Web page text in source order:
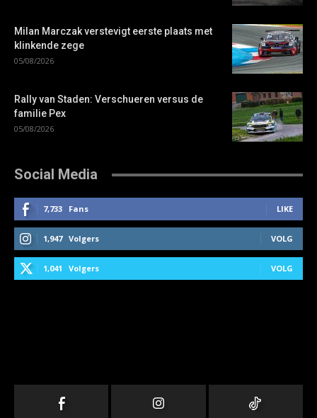
Milan Marczak verstevigt eerste plaats met
klinkende zege
05/08/2026
Rally van Staden: Verschueren versus de
familie Pex
05/08/2026
Social Media
7,733 Fans LIKE
1,947 Volgers VOLG
1,041 Volgers VOLG